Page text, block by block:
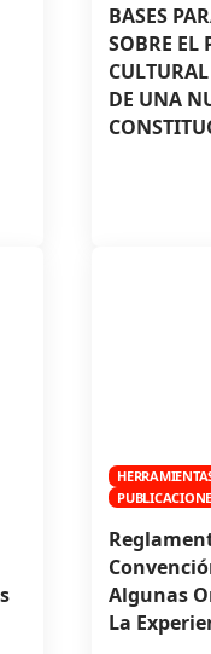
BASES
SOBRE EL
DE UNA
Algunas
La